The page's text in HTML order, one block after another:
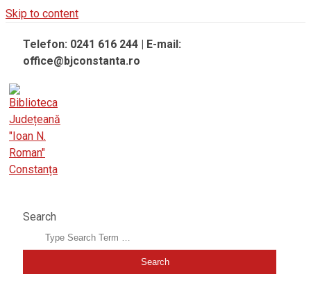
Skip to content
Telefon: 0241 616 244 | E-mail:
office@bjconstanta.ro
Search